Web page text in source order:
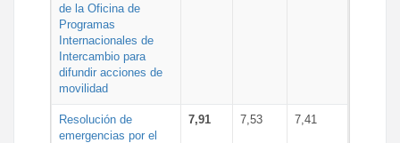
de la Oficina de
Programas
Internacionales de
Intercambio para
difundir acciones de
movilidad
Resolución de
emergencias por el
7,91 7,53 7,41